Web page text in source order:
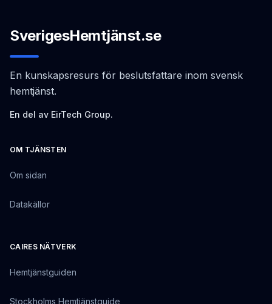
SverigesHemtjänst.se
En kunskapsresurs för beslutsfattare inom svensk
hemtjänst.
En del av EirTech Group.
OM TJÄNSTEN
Om sidan
Datakällor
CAIRES NÄTVERK
Hemtjänstguiden
Stockholms Hemtjänstguide